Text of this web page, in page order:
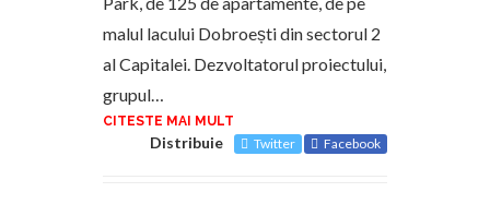
malul lacului Dobroești din sectorul 2
al Capitalei. Dezvoltatorul proiectului,
grupul…
CITESTE MAI MULT
Distribuie Twitter Facebook